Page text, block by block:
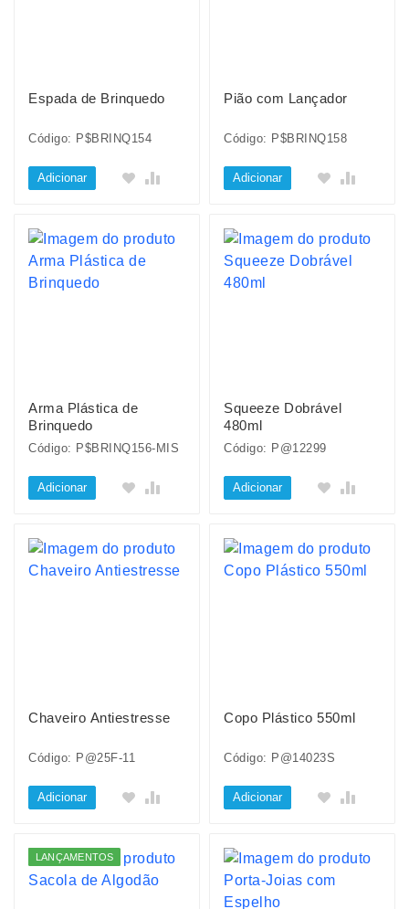
Espada de Brinquedo
Código: P$BRINQ154
Adicionar
Pião com Lançador
Código: P$BRINQ158
Adicionar
Arma Plástica de
Brinquedo
Código: P$BRINQ156-MIS
Adicionar
Squeeze Dobrável
480ml
Código: P@12299
Adicionar
Chaveiro Antiestresse
Código: P@25F-11
Adicionar
Copo Plástico 550ml
Código: P@14023S
Adicionar
LANÇAMENTOS